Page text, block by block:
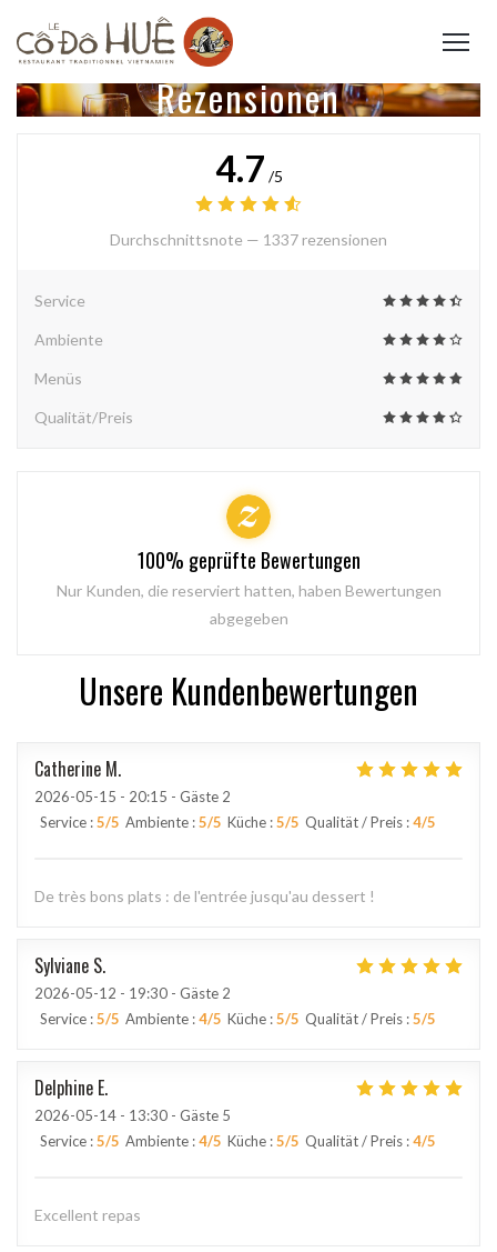
Rezensionen
Unsere Kundenbewertungen
Catherine M
2026-05-15 - 20:15 - Gäste 2
Service :5/5 Ambiente :5/5 Küche :5/5 Qualität / Preis :4/5
De très bons plats : de l'entrée jusqu'au dessert !
Sylviane S
2026-05-12 - 19:30 - Gäste 2
Service :5/5 Ambiente :4/5 Küche :5/5 Qualität / Preis :5/5
Delphine E
2026-05-14 - 13:30 - Gäste 5
Service :5/5 Ambiente :4/5 Küche :5/5 Qualität / Preis :4/5
Excellent repas
4.7 /5
Durchschnittsnote — 1337 rezensionen
Service
Ambiente
Menüs
Qualität/Preis
100% geprüfte Bewertungen
Nur Kunden, die reserviert hatten, haben Bewertungen
abgegeben